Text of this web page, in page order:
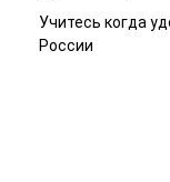
Учитесь когда
России